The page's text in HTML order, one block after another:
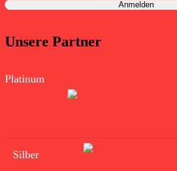
Unsere Partner
Platinum
Silber